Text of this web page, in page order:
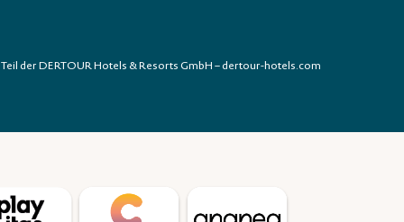
Teil der DERTOUR Hotels & Resorts GmbH – dertour-hotels.com